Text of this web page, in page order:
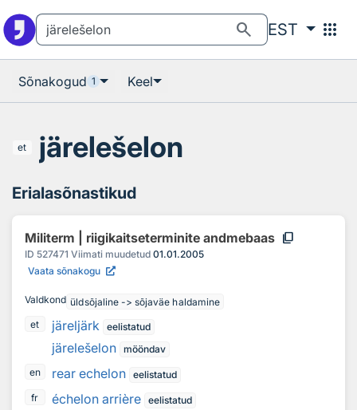
search EST apps
Sõnakogud 1 Keel
et järelešelon
Erialasõnastikud
Militerm | riigikaitseterminite andmebaas content_copy
ID 527471 Viimati muudetud 01.01.2005
Vaata sõnakogu
Valdkond üldsõjaline -> sõjaväe haldamine
et
järeljärk eelistatud
järelešelon mööndav
en
rear echelon eelistatud
fr
échelon arrière eelistatud